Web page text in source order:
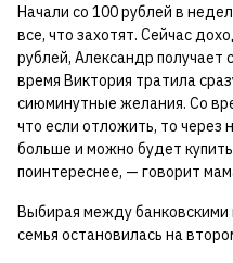
Начали со 100 рублей в
все, что захотят. Сейчас
рублей, Александр получает
время Виктория тратила
сиюминутные желания. Со
что если отложить, то
больше и можно будет
поинтереснее, — говорит
Выбирая между банковскими
семья остановилась на